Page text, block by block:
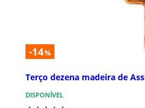
-14%
Terço dezena madeira de
DISPONÍVEL